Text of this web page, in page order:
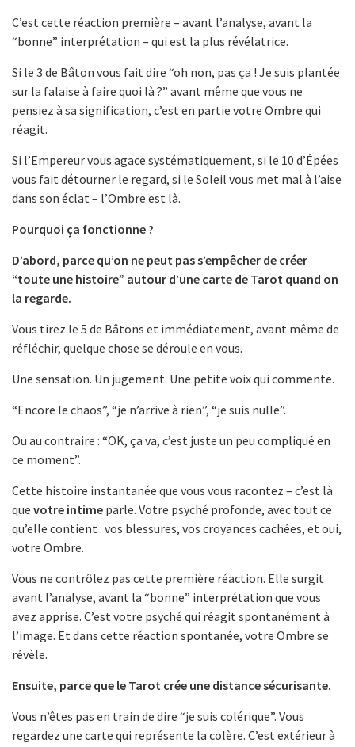
C’est cette réaction première – avant l’analyse, avant la
“bonne” interprétation – qui est la plus révélatrice.
Si le 3 de Bâton vous fait dire “oh non, pas ça ! Je suis plantée
sur la falaise à faire quoi là ?” avant même que vous ne
pensiez à sa signification, c’est en partie votre Ombre qui
réagit.
Si l’Empereur vous agace systématiquement, si le 10 d’Épées
vous fait détourner le regard, si le Soleil vous met mal à l’aise
dans son éclat – l’Ombre est là.
Pourquoi ça fonctionne ?
D’abord, parce qu’on ne peut pas s’empêcher de créer
“toute une histoire” autour d’une carte de Tarot quand on
la regarde.
Vous tirez le 5 de Bâtons et immédiatement, avant même de
réfléchir, quelque chose se déroule en vous.
Une sensation. Un jugement. Une petite voix qui commente.
“Encore le chaos”, “je n’arrive à rien”, “je suis nulle”.
Ou au contraire : “OK, ça va, c’est juste un peu compliqué en
ce moment”.
Cette histoire instantanée que vous vous racontez – c’est là
que votre intime parle. Votre psyché profonde, avec tout ce
qu’elle contient : vos blessures, vos croyances cachées, et oui,
votre Ombre.
Vous ne contrôlez pas cette première réaction. Elle surgit
avant l’analyse, avant la “bonne” interprétation que vous
avez apprise. C’est votre psyché qui réagit spontanément à
l’image. Et dans cette réaction spontanée, votre Ombre se
révèle.
Ensuite, parce que le Tarot crée une distance sécurisante.
Vous n’êtes pas en train de dire “je suis colérique”. Vous
regardez une carte qui représente la colère. C’est extérieur à